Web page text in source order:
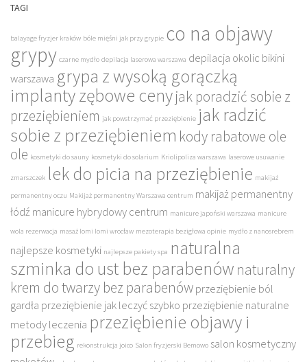
TAGI
balayage fryzjer kraków bóle mięśni jak przy grypie co na objawy
grypy czarne mydło depilacja laserowa warszawa depilacja okolic bikini
warszawa grypa z wysoką gorączką
implanty zębowe cenyjak poradzić sobie z
przeziębieniem jak powstrzymać przeziębienie jak radzić
sobie z przeziębieniem kody rabatowe ole
ole kosmetyki do sauny kosmetyki do solarium Kriolipoliza warszawa laserowe usuwanie
zmarszczek lek do picia na przeziębienie makijaż
permanentny oczu Makijaż permanentny Warszawa centrum makijaż permanentny
łódź manicure hybrydowy centrum manicure japoński warszawa manicure
wola rezerwacja masaż lomi lomi wrocław mezoterapia bezigłowa opinie mydło z nanosrebrem
najlepsze kosmetyki najlepsze pakiety spa naturalna
szminka do ust bez parabenów naturalny
krem do twarzy bez parabenówprzeziębienie ból
gardła przeziębienie jak leczyć szybko przeziębienie naturalne
metody leczenia przeziębienie objawy i
przebieg rekonstrukcja joico Salon fryzjerski Bemowo salon kosmetyczny